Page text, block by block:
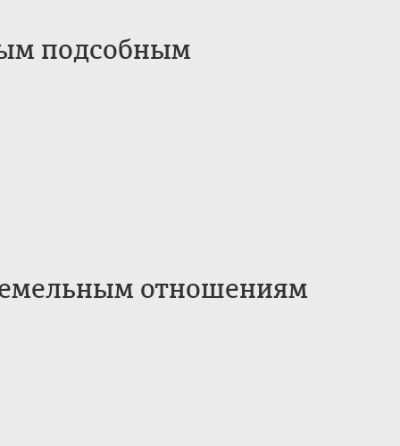
подсобным
отношениям